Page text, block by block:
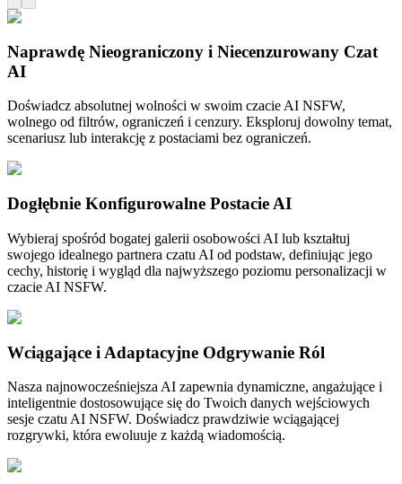
Naprawdę Nieograniczony i Niecenzurowany Czat
AI
Doświadcz absolutnej wolności w swoim czacie AI NSFW,
wolnego od filtrów, ograniczeń i cenzury. Eksploruj dowolny temat,
scenariusz lub interakcję z postaciami bez ograniczeń.
Dogłębnie Konfigurowalne Postacie AI
Wybieraj spośród bogatej galerii osobowości AI lub kształtuj
swojego idealnego partnera czatu AI od podstaw, definiując jego
cechy, historię i wygląd dla najwyższego poziomu personalizacji w
czacie AI NSFW.
Wciągające i Adaptacyjne Odgrywanie Ról
Nasza najnowocześniejsza AI zapewnia dynamiczne, angażujące i
inteligentnie dostosowujące się do Twoich danych wejściowych
sesje czatu AI NSFW. Doświadcz prawdziwie wciągającej
rozgrywki, która ewoluuje z każdą wiadomością.